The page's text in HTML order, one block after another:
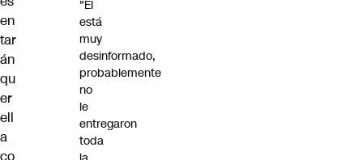
en
tar
án
qu
er
ell
a
co
"Él
está
muy
desinformado,
probablemente
no
le
entregaron
toda